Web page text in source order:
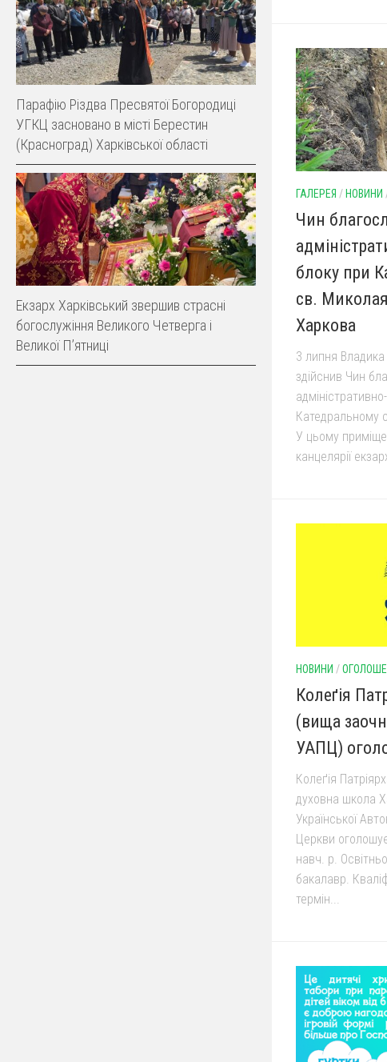
ГАЛЕРЕЯ /НОВИНИ
Чин
блоку при
св.
Харкова
3 липня Владика
здійснив Чин
Катедральному
У цьому
канцелярії
НОВИНИ /
Колеґія
(вища
УАПЦ)
Колеґія
духовна школа
Української
Церкви
навч. р.
бакалавр.
термін...
Парафію Різдва Пресвятої Богородиці
УГКЦ засновано в місті Берестин
(Красноград) Харківської області
Екзарх Харківський звершив страсні
богослужіння Великого Четверга і
Великої Пʼятниці